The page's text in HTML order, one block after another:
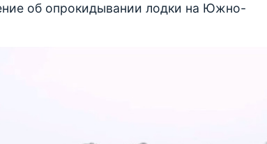
об опрокидывании лодки на Южно-